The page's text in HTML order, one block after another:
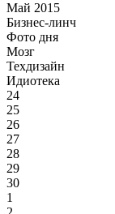
Май 2015
Бизнес-линч
Фото дня
Мозг
Техдизайн
Идиотека
24
25
26
27
28
29
30
1